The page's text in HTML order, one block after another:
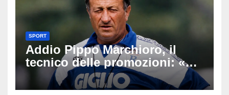
SPORT
Addio Pippo Marchioro, il
tecnico delle promozioni: «Ha
scritto pagine indimenticabili
del nostro calcio»